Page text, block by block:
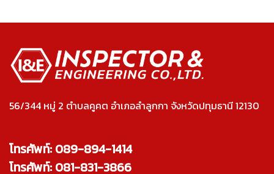
เพื่อความปลอดภัยและถูกต้อง
56/344 หมู่ 2 ตำบลคูคต อำเภอลำลูกกา จังหวัดปทุมธานี 12130
โทรศัพท์: 089-894-1414
โทรศัพท์: 081-831-3866